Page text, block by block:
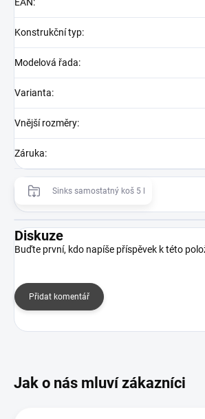
EAN:
Konstrukční typ:
Modelová řada:
Varianta:
Vnější rozměry:
Záruka:
Sinks samostatný koš 5 l
Diskuze
Buďte první, kdo napíše příspěvek k této
Přidat komentář